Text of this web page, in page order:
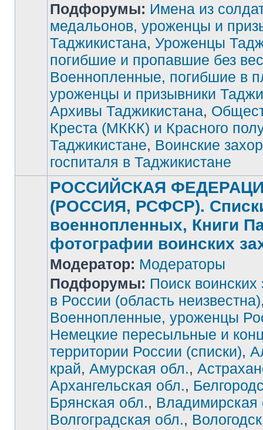
Нет
непрочитанных
сообщений
Подфорумы: Имена из
медальонов, уроженцы и
Таджикистана, Уроженцы
погибшие и пропавшие без
Военнопленные, погибшие в
уроженцы и призывники
Архивы Таджикистана,
Креста (МККК) и Красного
Таджикистане, Воинские
госпиталя в Таджикистане
РОССИЙСКАЯ
(РОССИЯ, РСФСР).
военнопленных, Книги
фотографии воинских
Модератор: Модераторы
Подфорумы: Поиск
в России (область неизвестна)
Военнопленные, уроженцы
Немецкие пересыльные и
территории России (списки),
край, Амурская обл.,
Архангельская обл.,
Брянская обл., Владимирская
Волгоградская обл.,